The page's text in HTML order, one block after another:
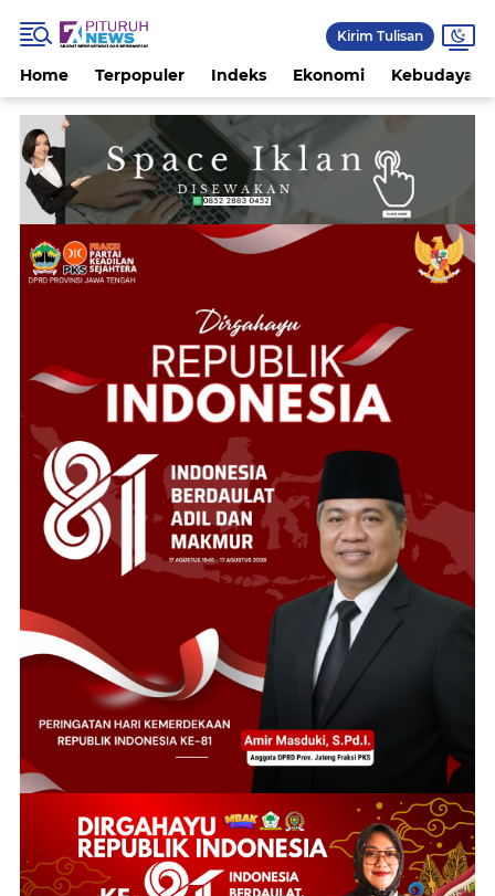
Kirim Tulisan
Home Terpopuler Indeks Ekonomi Kebudayaan